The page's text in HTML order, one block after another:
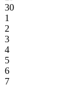
30
1
2
3
4
5
6
7